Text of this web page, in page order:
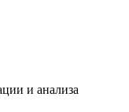
и анализа